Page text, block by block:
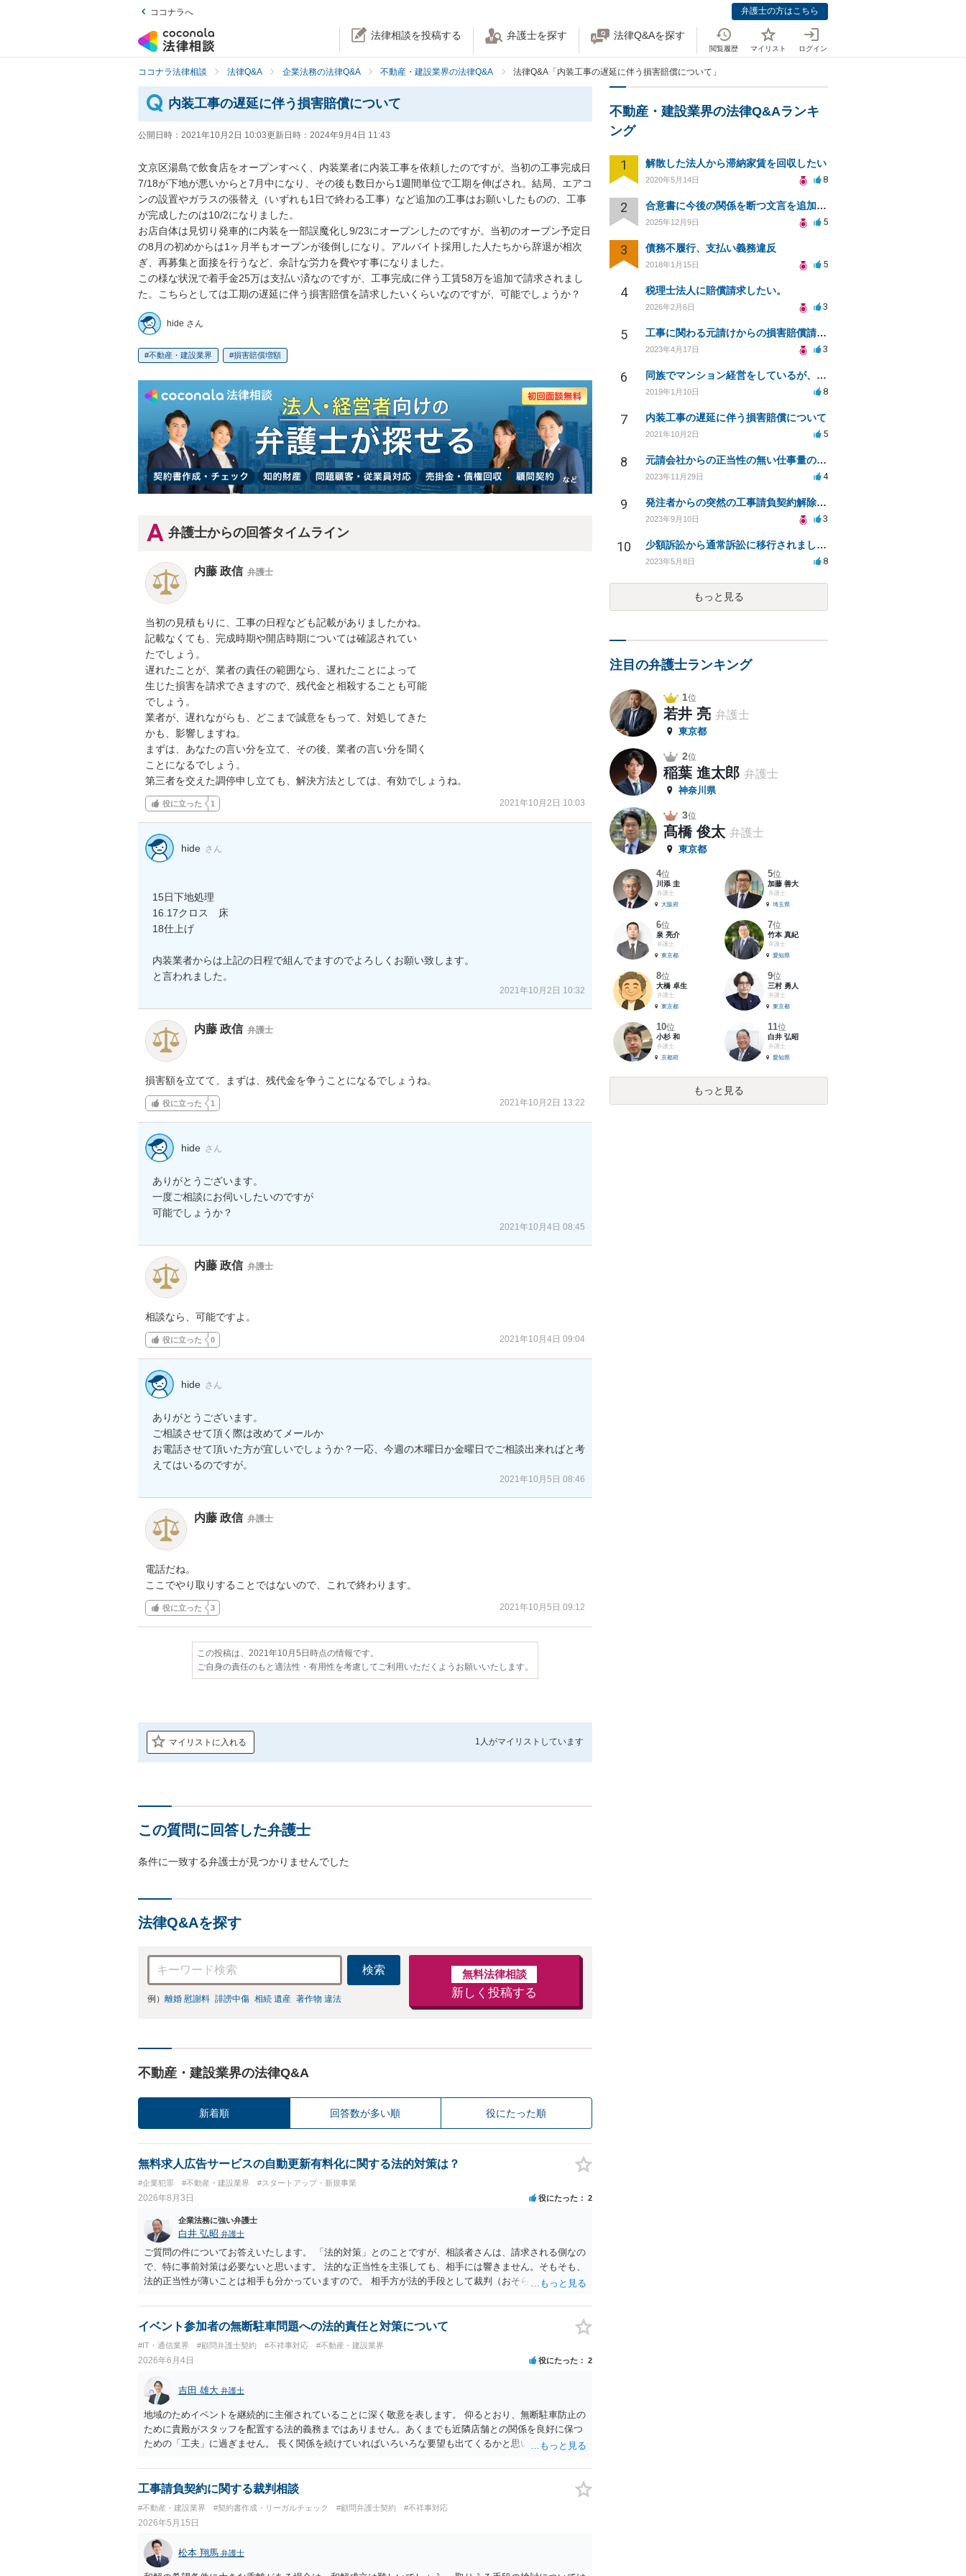
ココナラへ 弁護士の方はこちら
法律相談を投稿する 弁護士を探す 法律Q&Aを探す
閲覧履歴 マイリスト ログイン
ココナラ法律相談 法律Q&A 企業法務の法律Q&A 不動産・建設業界の法律Q&A 法律Q&A「内装工事の遅延に伴う損害賠償について」
内装工事の遅延に伴う損害賠償について
公開日時： 2021年10月2日 10:03更新日時： 2024年9月4日 11:43
文京区湯島で飲食店をオープンすべく、内装業者に内装工事を依頼したのですが。当初の工事完成日
7/18が下地が悪いからと7月中になり、その後も数日から1週間単位で工期を伸ばされ。結局、エアコ
ンの設置やガラスの張替え（いずれも1日で終わる工事）など追加の工事はお願いしたものの、工事
が完成したのは10/2になりました。
お店自体は見切り発車的に内装を一部誤魔化し9/23にオープンしたのですが。当初のオープン予定日
の8月の初めからは1ヶ月半もオープンが後倒しになり。アルバイト採用した人たちから辞退が相次
ぎ、再募集と面接を行うなど、余計な労力を費やす事になりました。
この様な状況で着手金25万は支払い済なのですが、工事完成に伴う工賃58万を追加で請求されまし
た。こちらとしては工期の遅延に伴う損害賠償を請求したいくらいなのですが、可能でしょうか？
hide さん
不動産・建設業界 損害賠償増額
弁護士からの回答タイムライン
内藤 政信 弁護士
当初の見積もりに、工事の日程なども記載がありましたかね。
記載なくても、完成時期や開店時期については確認されてい
たでしょう。
遅れたことが、業者の責任の範囲なら、遅れたことによって
生じた損害を請求できますので、残代金と相殺することも可能
でしょう。
業者が、遅れながらも、どこまで誠意をもって、対処してきた
かも、影響しますね。
まずは、あなたの言い分を立て、その後、業者の言い分を聞く
ことになるでしょう。
第三者を交えた調停申し立ても、解決方法としては、有効でしょうね。
役に立った 1 2021年10月2日 10:03
hide さん
15日下地処理
16.17クロス　床
18仕上げ
内装業者からは上記の日程で組んでますのでよろしくお願い致します。
と言われました。
2021年10月2日 10:32
内藤 政信 弁護士
損害額を立てて、まずは、残代金を争うことになるでしょうね。
役に立った 1 2021年10月2日 13:22
hide さん
ありがとうございます。
一度ご相談にお伺いしたいのですが
可能でしょうか？
2021年10月4日 08:45
内藤 政信 弁護士
相談なら、可能ですよ。
役に立った 0 2021年10月4日 09:04
hide さん
ありがとうございます。
ご相談させて頂く際は改めてメールか
お電話させて頂いた方が宜しいでしょうか？一応、今週の木曜日か金曜日でご相談出来ればと考
えてはいるのですが。
2021年10月5日 08:46
内藤 政信 弁護士
電話だね。
ここでやり取りすることではないので、これで終わります。
役に立った 3 2021年10月5日 09:12
この投稿は、2021年10月5日時点の情報です。
ご自身の責任のもと適法性・有用性を考慮してご利用いただくようお願いいたします。
マイリストに入れる 1人がマイリストしています
この質問に回答した弁護士
条件に一致する弁護士が見つかりませんでした
法律Q&Aを探す
検索
例） 離婚 慰謝料 誹謗中傷 相続 遺産 著作物 違法
無料法律相談
新しく投稿する
不動産・建設業界の法律Q&A
新着順 回答数が多い順 役にたった順
無料求人広告サービスの自動更新有料化に関する法的対策は？
#企業犯罪 #不動産・建設業界 #スタートアップ・新規事業
2026年8月3日 役にたった 2
企業法務に強い弁護士
白井 弘昭 弁護士
ご質問の件についてお答えいたします。 「法的対策」とのことですが、相談者さんは、請求される側なの
で、特に事前対策は必要ないと思います。 法的な正当性を主張しても、相手には響きません。そもそも、
法的正当性が薄いことは相手も分かっていますので。 相手方が法的手段として裁判（おそらく少額訴訟）
人（１社）年間１０回までしかできないので、こちらが毅然と支払いを拒否すれば、少額訴訟を提起する
可能性は、低いものと思われます。 ただ、裁判を東京などの遠隔地で起こされますと、対応するだけで費
で、弁護士に依頼するなどして対応をすれば、より裁判をしてくる可能性は減りますが、当然費用がかか
ります。 毅然と拒否して後は裁判するならしてくださいの対応、弁護士に依頼して同様の対応、裁判して
きたら、従業員にて粛々と対応のどれかを選択することになります。 以上、ご参考まで。
イベント参加者の無断駐車問題への法的責任と対策について
#IT・通信業界 #顧問弁護士契約 #不祥事対応 #不動産・建設業界
2026年6月4日 役にたった 2
吉田 雄大 弁護士
地域のためイベントを継続的に主催されていることに深く敬意を表します。 仰るとおり、無断駐車防止の
ために貴殿がスタッフを配置する法的義務まではありません。あくまでも近隣店舗との関係を良好に保つ
ための「工夫」に過ぎません。 長く関係を続けていればいろいろな要望も出てくるかと思いますが、要望
用かを総合的に考えながら進めていくのが良いかと存じます。
工事請負契約に関する裁判相談
#不動産・建設業界 #契約書作成・リーガルチェック #顧問弁護士契約 #不祥事対応
2026年5月15日
松本 翔馬 弁護士
不動産・建設業界の法律Q&Aランキ
ング
1 解散した法人から滞納家賃を回収したい
2020年5月14日 8
2 合意書に今後の関係を断つ文言を追加する方法は？
2025年12月9日 5
3 債務不履行、支払い義務違反
2018年1月15日 5
4 税理士法人に賠償請求したい。
2026年2月6日 3
5 工事に関わる元請けからの損害賠償請求の案件についての質問です。
2023年4月17日 3
6 同族でマンション経営をしているが、その報酬額の交渉をお願いすることは可能でしょうか？
2019年1月10日 8
7 内装工事の遅延に伴う損害賠償について
2021年10月2日 5
8 元請会社からの正当性の無い仕事量の削減
2023年11月29日 4
9 発注者からの突然の工事請負契約解除と支払い停止についての相談
2023年9月10日 3
10 少額訴訟から通常訴訟に移行されました。何か意図があるのでしょうか。
2023年5月8日 8
もっと見る
注目の弁護士ランキング
1位
若井 亮 弁護士
東京都
2位
稲葉 進太郎 弁護士
神奈川県
3位
髙橋 俊太 弁護士
東京都
4位
川添 圭
弁護士
大阪府
5位
加藤 善大
弁護士
埼玉県
6位
泉 亮介
弁護士
東京都
7位
竹本 真紀
弁護士
愛知県
8位
大橋 卓生
弁護士
東京都
9位
三村 勇人
弁護士
東京都
10位
小杉 和
弁護士
京都府
11位
白井 弘昭
弁護士
愛知県
もっと見る